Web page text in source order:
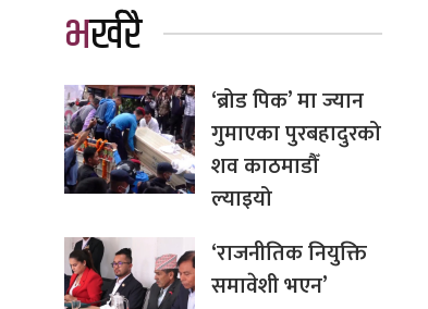
भर्खरै
‘ब्रोड पिक’ मा ज्यान
गुमाएका पुरबहादुरको
शव काठमाडौँ
ल्याइयो
‘राजनीतिक नियुक्ति
समावेशी भएन’